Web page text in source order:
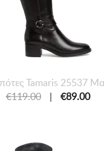
Tamaris 25537
€119.00
| €89.00